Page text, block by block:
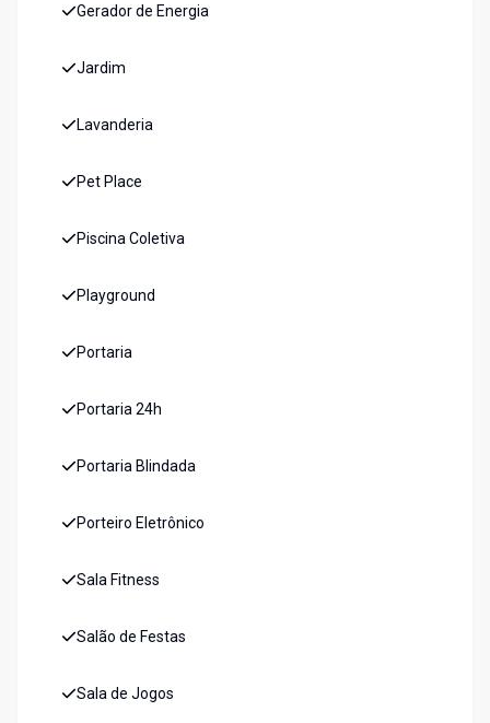
Gerador de Energia
Jardim
Lavanderia
Pet Place
Piscina Coletiva
Playground
Portaria
Portaria 24h
Portaria Blindada
Porteiro Eletrônico
Sala Fitness
Salão de Festas
Sala de Jogos